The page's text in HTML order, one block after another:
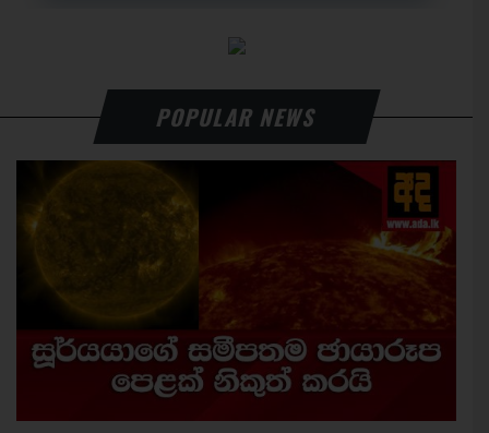
POPULAR NEWS